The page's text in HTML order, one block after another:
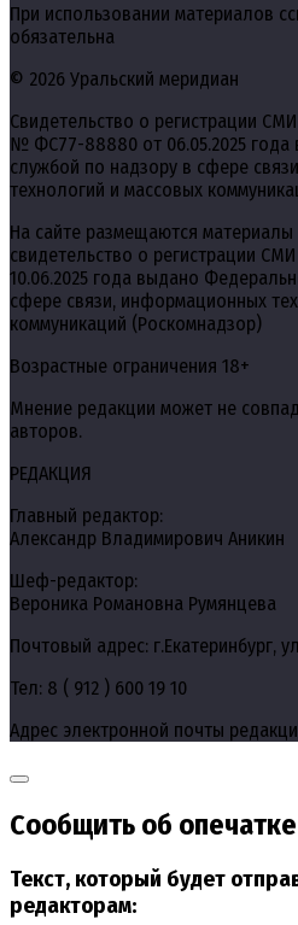
При использовании материалов
обязательна
© 2026 Уральский меридиан
Свидетельство о регистрации
№ ФС77-88880 от 06.05.2025
службой по надзору в сфере
технологий и массовых
На сайте размещаются материалы
свидетельство о регистрации
10.06.2025 года выдано
сфере связи, информационных
коммуникаций (Роскомнадзор)
Возрастные ограничения 18+
Мнение редакции может не
авторов.
РЕДАКЦИЯ
Главный редактор:
Александр Владимирович Аникин
Шеф-редактор:
Вероника Романовна Румянцева
Почтовый адрес: г.Екатеринбург,
Тел: 8 ( 912 ) 600 19 10
Адрес электронной почты
Сообщить об опечатке
Текст, который будет
редакторам: